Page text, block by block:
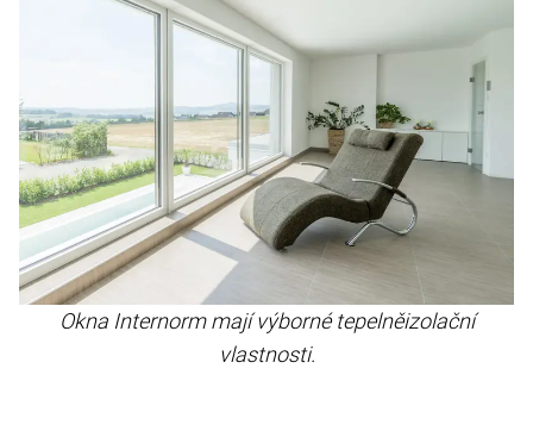
Okna Internorm mají výborné tepelněizolační
vlastnosti.